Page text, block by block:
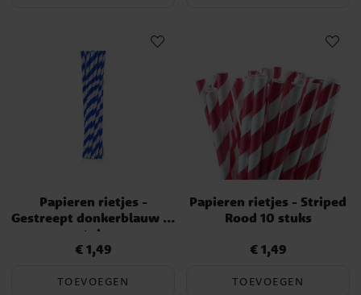
Papieren rietjes -
Gestreept donkerblauw 12
stuks
Prijs :€ 1,49
€ 1,49
TOEVOEGEN
Papieren rietjes - Striped
Rood 10 stuks
Prijs :€ 1,49
€ 1,49
TOEVOEGEN